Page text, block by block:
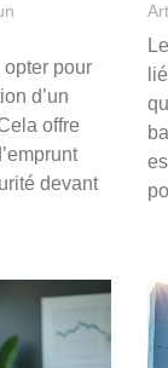
pour
d’un
offre
devant